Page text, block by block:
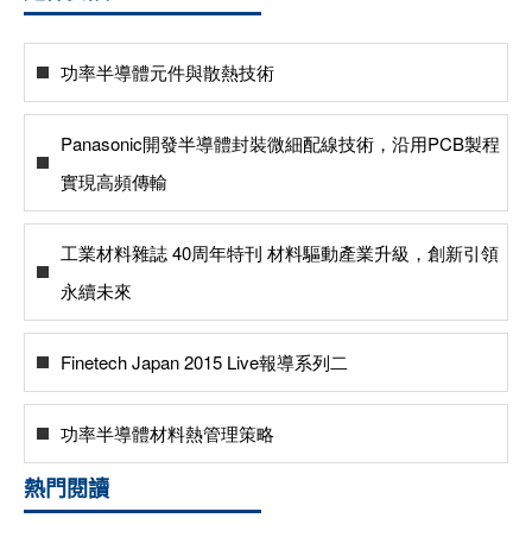
功率半導體元件與散熱技術
Panasonic開發半導體封裝微細配線技術，沿用PCB製程
實現高頻傳輸
工業材料雜誌 40周年特刊 材料驅動產業升級，創新引領
永續未來
Finetech Japan 2015 Live報導系列二
功率半導體材料熱管理策略
熱門閱讀